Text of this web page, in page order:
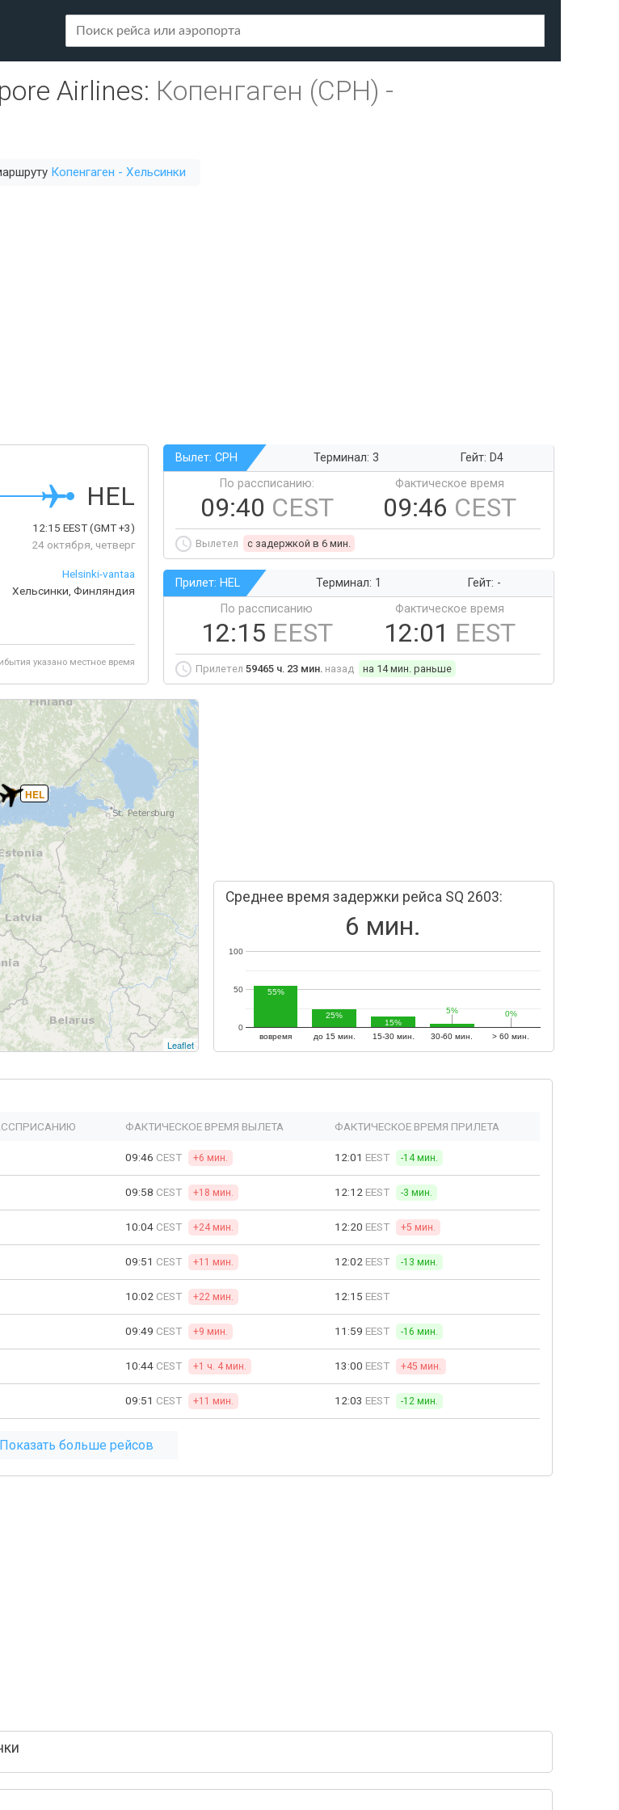
Airlines: Копенгаген (CPH) -
Копенгаген - Хельсинки
HEL
12:15EEST(GMT +3)
24 октября, четверг
Helsinki-vantaa
Хельсинки, Финляндия
указано местное время
Вылет: CPH Терминал: 3
Гейт: D4
По рассписанию:
09:40 CEST
Фактическое время
09:46 CEST
Вылетел c задержкой в 6 мин.
Прилет: HEL Терминал: 1
Гейт: -
По рассписанию
12:15 EEST
Фактическое время
12:01 EEST
Прилетел 59465 ч. 23 мин. назад на 14 мин. раньше
HEL
Leaflet
Среднее время задержки рейса SQ 2603:
6 мин.
вовремя до 15 мин. 15-30 мин. 30-60 мин. > 60 мин.
0
50
100
55%
25%
15%
5%
5% 0%
0%
ФАКТИЧЕСКОЕ ВРЕМЯ ВЫЛЕТА ФАКТИЧЕСКОЕ ВРЕМЯ ПРИЛЕТА
09:46 CEST +6 мин. 12:01 EEST -14 мин.
09:58 CEST +18 мин. 12:12 EEST -3 мин.
10:04 CEST +24 мин. 12:20 EEST +5 мин.
09:51 CEST +11 мин. 12:02 EEST -13 мин.
10:02 CEST +22 мин. 12:15 EEST
09:49 CEST +9 мин. 11:59 EEST -16 мин.
10:44 CEST +1 ч. 4 мин. 13:00 EEST +45 мин.
09:51 CEST +11 мин. 12:03 EEST -12 мин.
Показать больше рейсов